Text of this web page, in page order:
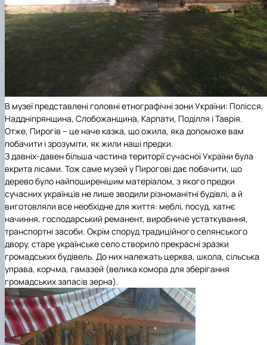
В музеї представлені головні етнографічні зони України: Полісся,
Наддніпрянщина, Слобожанщина, Карпати, Поділля і Таврія.
Отже, Пирогів – це наче казка, що ожила, яка допоможе вам
побачити і зрозуміти, як жили наші предки.
З давніх-давен більша частина території сучасної України була
вкрита лісами. Тож саме музей у Пирогові дає побачити, що
дерево було найпоширенішим матеріалом, з якого предки
сучасних українців не лише зводили різноманітні будівлі, а й
виготовляли все необхідне для життя: меблі, посуд, хатнє
начиння, господарський реманент, виробниче устаткування,
транспортні засоби. Окрім споруд традиційного селянського
двору, старе українське село створило прекрасні зразки
громадських будівель. До них належать церква, школа, сільська
управа, корчма, гамазей (велика комора для зберігання
громадських запасів зерна).